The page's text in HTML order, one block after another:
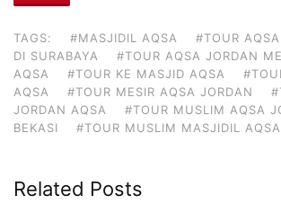
TAGS: #MASJIDIL AQSA #TOUR AQSA
DI SURABAYA
#TOUR AQSA JORDAN
AQSA
#TOUR KE MASJID AQSA
AQSA
#TOUR MESIR AQSA JORDAN
JORDAN AQSA
#TOUR MUSLIM AQSA
BEKASI
#TOUR MUSLIM MASJIDIL AQSA
Related Posts